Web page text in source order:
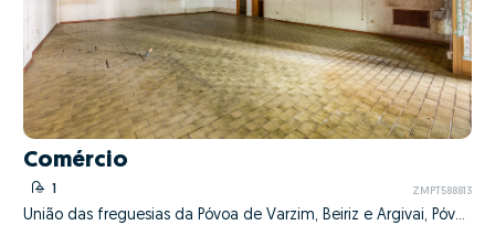
Comércio
ZMPT588813
União das freguesias da Póvoa de Varzim, Beiriz e Argivai, Póvoa de Varzim, Porto